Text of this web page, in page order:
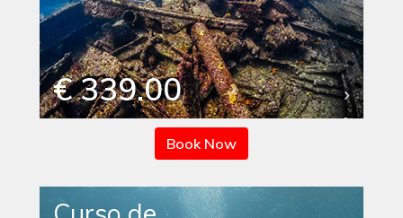
€ 339.00
Book Now